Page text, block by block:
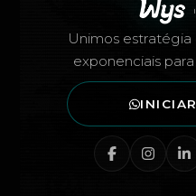
Unimos
exponenciais